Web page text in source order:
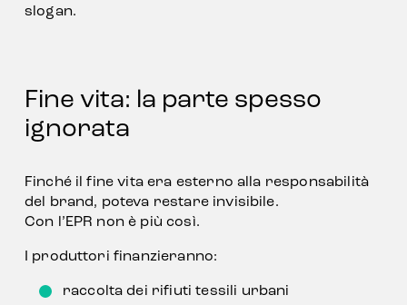
slogan.
Fine vita: la parte spesso
ignorata
Finché il fine vita era esterno alla responsabilità
del brand, poteva restare invisibile.
Con l’EPR non è più così.
I produttori finanzieranno:
raccolta dei rifiuti tessili urbani